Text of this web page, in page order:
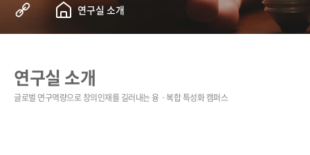
연구실 소개
연구실 소개